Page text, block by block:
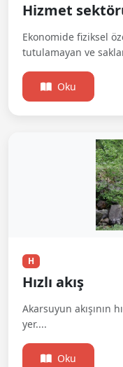
Hizmet
Ekonomide fiziksel
tutulamayan ve
Oku
H
Hızlı akış
Akarsuyun akışının
yer....
Oku